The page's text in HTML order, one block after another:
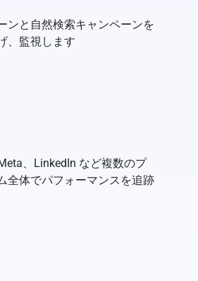
ンと自然検索キャンペーンを
、監視します
、LinkedIn など複数のプ
全体でパフォーマンスを追跡